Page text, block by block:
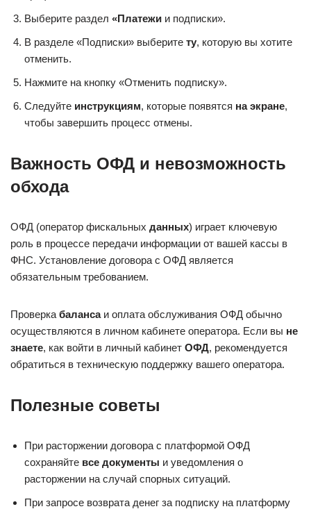
Выберите раздел «Платежи и подписки».
В разделе «Подписки» выберите ту, которую вы хотите
отменить.
Нажмите на кнопку «Отменить подписку».
Следуйте инструкциям, которые появятся на экране,
чтобы завершить процесс отмены.
Важность ОФД и невозможность
обхода
ОФД (оператор фискальных данных) играет ключевую
роль в процессе передачи информации от вашей кассы в
ФНС. Установление договора с ОФД является
обязательным требованием.
Проверка балансаи оплата обслуживания ОФД обычно
осуществляются в личном кабинете оператора. Если вы не
знаете, как войти в личный кабинет ОФД, рекомендуется
обратиться в техническую поддержку вашего оператора.
Полезные советы
При расторжении договора с платформой ОФД
сохраняйте все документы и уведомления о
расторжении на случай спорных ситуаций.
При запросе возврата денег за подписку на платформу